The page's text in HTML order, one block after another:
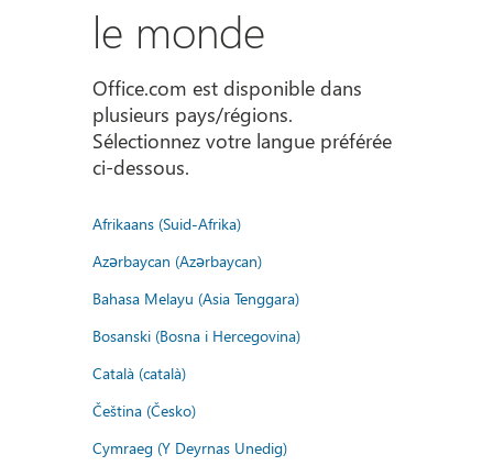
le monde
Office.com est disponible dans
plusieurs pays/régions.
Sélectionnez votre langue préférée
ci-dessous.
Afrikaans (Suid-Afrika)
Azərbaycan (Azərbaycan)
Bahasa Melayu (Asia Tenggara)
Bosanski (Bosna i Hercegovina)
Català (català)
Čeština (Česko)
Cymraeg (Y Deyrnas Unedig)